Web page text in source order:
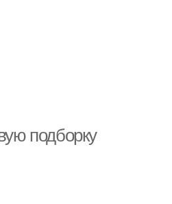
подборку